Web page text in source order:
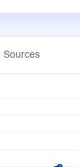
Sources